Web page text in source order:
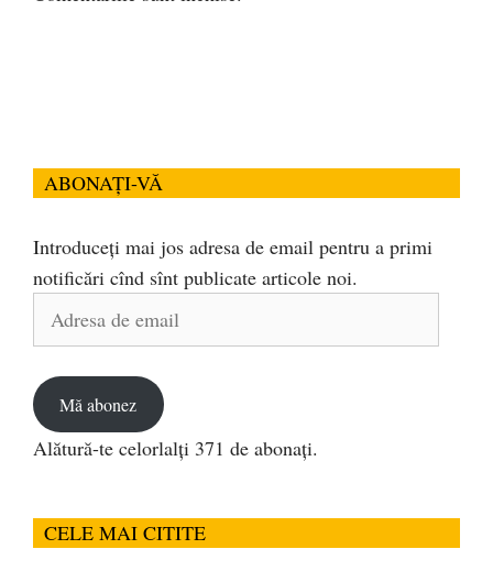
ABONAȚI-VĂ
Introduceți mai jos adresa de email pentru a primi
notificări cînd sînt publicate articole noi.
Adresa
Mă abonez
Alătură-te celorlalți 371 de abonați.
CELE MAI CITITE